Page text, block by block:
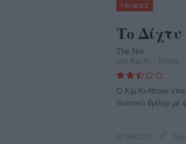
ΤΑΙΝΙΕΣ
Το Δίχτυ
The Net
του Κιμ Κι - Ντουκ
O Κιμ Κι-Ντουκ
πολιτικό θρίλερ
01 Μάι 2017